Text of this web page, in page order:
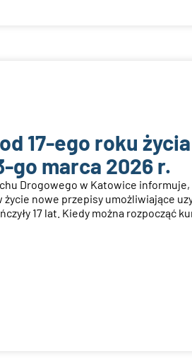
17-ego roku
go marca 2026 r.
Drogowego w Katowice informuje,
życie nowe przepisy umożliwiające
17 lat. Kiedy można rozpocząć